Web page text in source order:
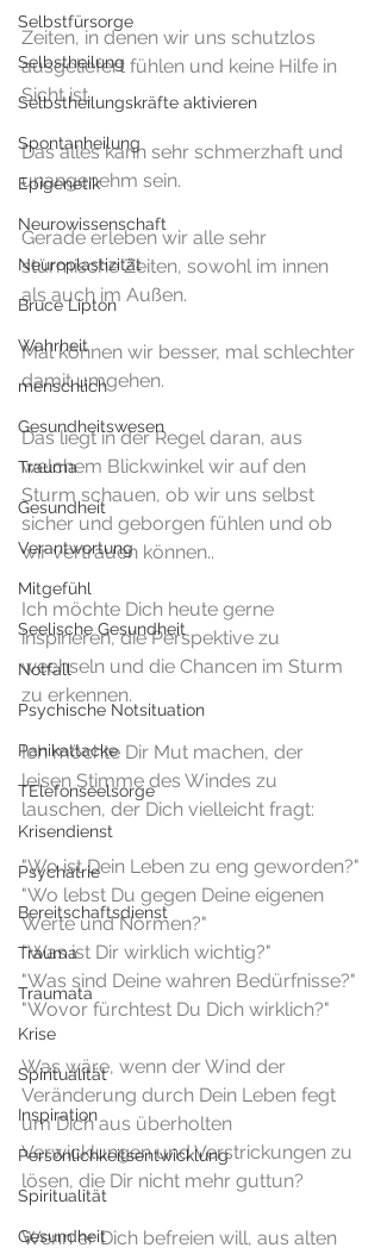
Selbstfürsorge
Selbstheilung
Selbstheilungskräfte aktivieren
Spontanheilung
Epigenetik
Neurowissenschaft
Neuroplastizität
Bruce Lipton
Wahrheit
menschlich
Gesundheitswesen
Trauma
Gesundheit
Verantwortung
Mitgefühl
Seelische Gesundheit
Notfall
Psychische Notsituation
Panikattacke
TElefonseelsorge
Krisendienst
Psychatrie
Bereitschaftsdienst
Trauma
Traumata
Krise
Spiritualität
Inspiration
Persönlichkeitsentwicklung
Spiritualität
Gesundheit
Zeiten, in denen wir uns schutzlos
ausgeliefert fühlen und keine Hilfe in
Sicht ist.
Das alles kann sehr schmerzhaft und
unangenehm sein.
Gerade erleben wir alle sehr
stürmische Zeiten, sowohl im innen
als auch im Außen.
Mal können wir besser, mal schlechter
damit umgehen.
Das liegt in der Regel daran, aus
welchem Blickwinkel wir auf den
Sturm schauen, ob wir uns selbst
sicher und geborgen fühlen und ob
wir vertrauen können..
Ich möchte Dich heute gerne
inspirieren, die Perspektive zu
wechseln und die Chancen im Sturm
zu erkennen.
Ich möchte Dir Mut machen, der
leisen Stimme des Windes zu
lauschen, der Dich vielleicht fragt:
"Wo ist Dein Leben zu eng geworden?"
"Wo lebst Du gegen Deine eigenen
Werte und Normen?"
"Was ist Dir wirklich wichtig?"
"Was sind Deine wahren Bedürfnisse?"
"Wovor fürchtest Du Dich wirklich?"
Was wäre, wenn der Wind der
Veränderung durch Dein Leben fegt
um Dich aus überholten
Verwicklungen und Verstrickungen zu
lösen, die Dir nicht mehr guttun?
Wenn er Dich befreien will, aus alten